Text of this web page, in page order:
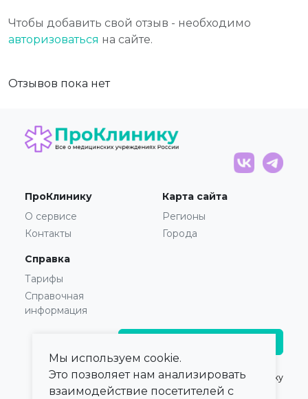
Чтобы добавить свой отзыв - необходимо
авторизоваться на сайте.
Отзывов пока нет
ПроКлинику
О сервисе
Контакты
Карта сайта
Регионы
Города
Справка
Тарифы
Справочная
информация
© 2021 — 2026,ПроКлинику
Мы используем cookie.
Это позволяет нам анализировать
взаимодействие посетителей с